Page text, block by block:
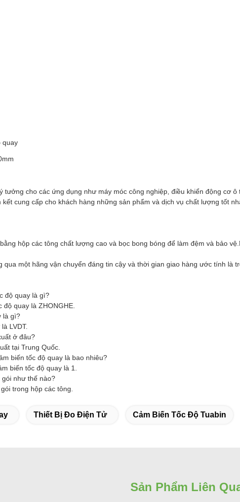
quay
tưởng cho các ứng dụng như máy móc công nghiệp, điều khiển động cơ
cung cấp cho khách hàng những sản phẩm và dịch vụ chất lượng tốt
hộp các tông chất lượng cao và bọc bong bóng để làm đệm và bảo
một hãng vận chuyển đáng tin cậy và thời gian giao hàng ước tính là
độ quay là gì?
quay là ZHONGHE.
là gì?
LVDT.
ở đâu?
tại Trung Quốc.
biến tốc độ quay là bao nhiêu?
biến tốc độ quay là 1.
như thế nào?
trong hộp các tông.
Thiết Bị Đo Điện Tử Cảm Biến Tốc Độ Tuabin
Sản Phẩm Liên